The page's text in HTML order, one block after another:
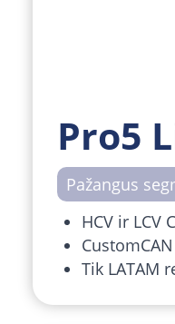
Pro5
Pažangus
HCV ir LCV
CustomCAN
Tik LATAM